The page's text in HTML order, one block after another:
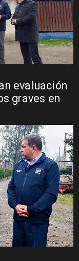
evaluación
graves en